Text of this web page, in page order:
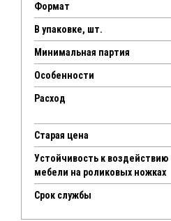
Формат
В упаковке, шт.
Минимальная партия
Особенности
Расход
Старая цена
Устойчивость к воздействию
мебели на роликовых ножках
Срок службы